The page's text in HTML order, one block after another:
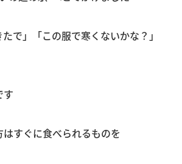
たで」「この服で寒くないかな？」
す
すぐに食べられるものを